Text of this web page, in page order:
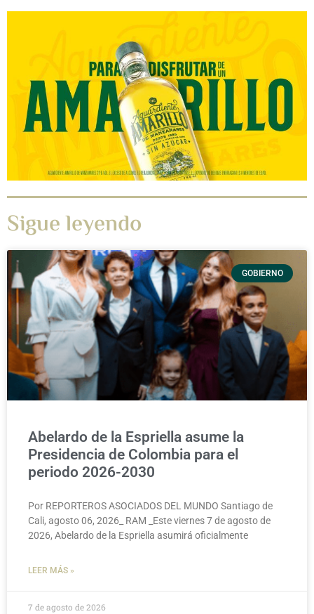
Sigue leyendo
GOBIERNO
Abelardo de la Espriella asume la
Presidencia de Colombia para el
periodo 2026-2030
Por REPORTEROS ASOCIADOS DEL MUNDO Santiago de
Cali, agosto 06, 2026_ RAM _Este viernes 7 de agosto de
2026, Abelardo de la Espriella asumirá oficialmente
LEER MÁS »
7 de agosto de 2026